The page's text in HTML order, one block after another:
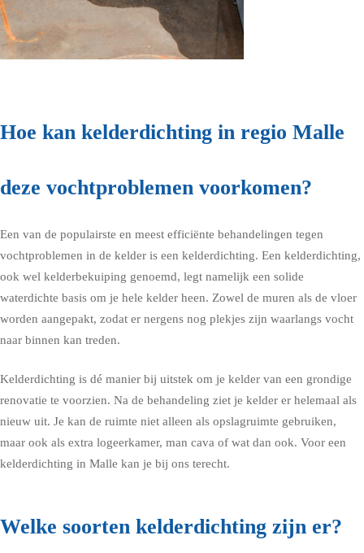
Hoe kan kelderdichting in regio Malle
deze vochtproblemen voorkomen?
Een van de populairste en meest efficiënte behandelingen tegen
vochtproblemen in de kelder is een kelderdichting. Een kelderdichting,
ook wel kelderbekuiping genoemd, legt namelijk een solide
waterdichte basis om je hele kelder heen. Zowel de muren als de vloer
worden aangepakt, zodat er nergens nog plekjes zijn waarlangs vocht
naar binnen kan treden.
Kelderdichting is dé manier bij uitstek om je kelder van een grondige
renovatie te voorzien. Na de behandeling ziet je kelder er helemaal als
nieuw uit. Je kan de ruimte niet alleen als opslagruimte gebruiken,
maar ook als extra logeerkamer, man cava of wat dan ook. Voor een
kelderdichting in Malle kan je bij ons terecht.
Welke soorten kelderdichting zijn er?